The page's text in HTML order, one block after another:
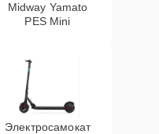
Midway Yamato
PES Mini
Электросамокат